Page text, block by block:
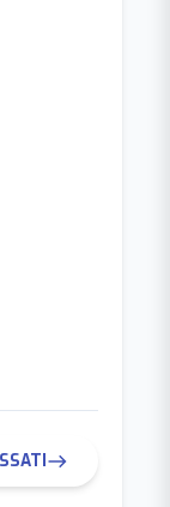
east